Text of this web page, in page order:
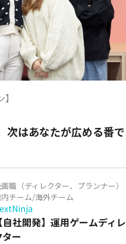
次はあなたが広める番で
職（ディレクター、プランナー）
チーム/海外チーム
【自社開発】運用ゲームディレ
ター